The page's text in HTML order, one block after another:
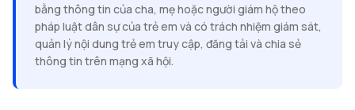
bằng thông tin của cha, mẹ hoặc người giám hộ theo
pháp luật dân sự của trẻ em và có trách nhiệm giám sát,
quản lý nội dung trẻ em truy cập, đăng tải và chia sẻ
thông tin trên mạng xã hội.